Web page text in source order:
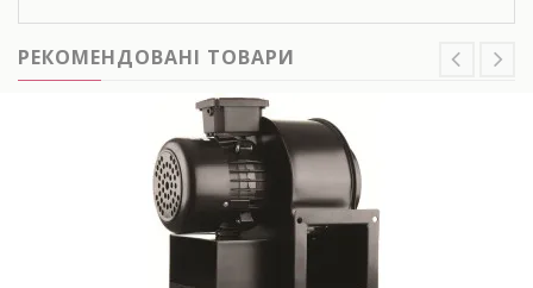
РЕКОМЕНДОВАНІ ТОВАРИ